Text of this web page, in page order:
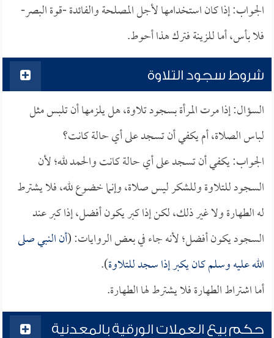
الجواب: إذا كان استخدامها لأجل المصلحة والفائدة -قوة البصر-
فلا بأس، أما للزينة فترك هذا أحوط.
شروط سجود التلاوة
السؤال: إذا مرت المرأة بسجود تلاوة، هل يلزمها أن تلبس مثل
لباس الصلاة، أم يكفي أن تسجد على أي حالة كانت؟
الجواب: يكفي أن تسجد على أي حالة كانت والحمد لله؛ لأن
السجود للتلاوة وللشكر ليس صلاة، وإنما خضوع لله، فلا يشترط
له الطهارة ولا غير ذلك، لكن إذا كبر يكون أفضل، إذا كبر عند
السجود يكون أفضل؛ لأنه جاء في بعض الروايات: (أن النبي صلى
الله عليه وسلم كان يكبر إذا سجد للتلاوة).
أما اشتراط الطهارة فلا يشترط لها الطهارة.
حكم بيع العملات الورقية بالمعدنية